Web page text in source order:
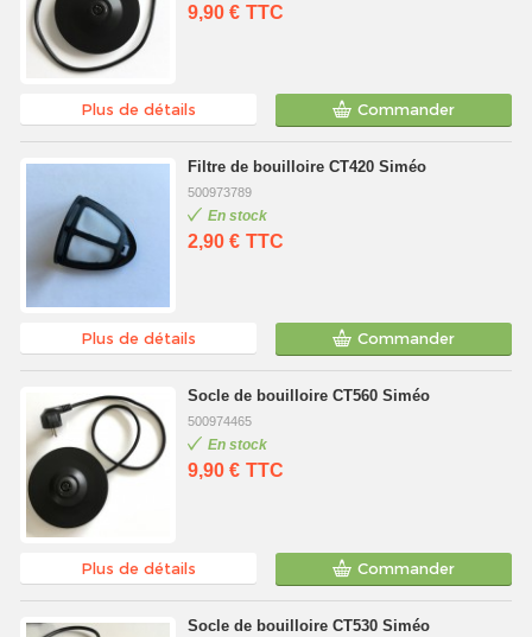
9,90 € TTC
Plus de détails Commander
Filtre de bouilloire CT420 Siméo
500973789
En stock
2,90 € TTC
Plus de détails Commander
Socle de bouilloire CT560 Siméo
500974465
En stock
9,90 € TTC
Plus de détails Commander
Socle de bouilloire CT530 Siméo